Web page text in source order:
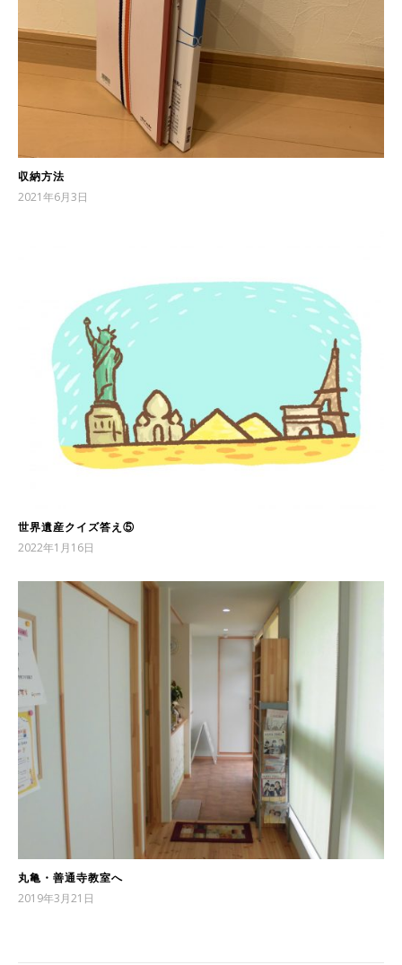
収納方法
2021年6月3日
世界遺産クイズ答え⑤
2022年1月16日
丸亀・善通寺教室へ
2019年3月21日